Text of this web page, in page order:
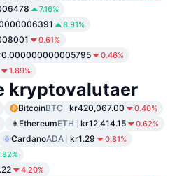
7.16%
8.91%
0.61%
0.46%
1.89%
kryptovalutaer
BitcoinBTC kr420,067.00 0.40%
EthereumETH kr12,414.15 0.62%
CardanoADA kr1.29 0.81%
4.20%